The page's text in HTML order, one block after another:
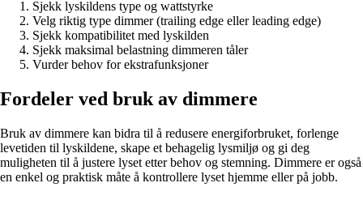
Sjekk lyskildens type og wattstyrke
Velg riktig type dimmer (trailing edge eller leading edge)
Sjekk kompatibilitet med lyskilden
Sjekk maksimal belastning dimmeren tåler
Vurder behov for ekstrafunksjoner
Fordeler ved bruk av dimmere
Bruk av dimmere kan bidra til å redusere energiforbruket, forlenge
levetiden til lyskildene, skape et behagelig lysmiljø og gi deg
muligheten til å justere lyset etter behov og stemning. Dimmere er også
en enkel og praktisk måte å kontrollere lyset hjemme eller på jobb.